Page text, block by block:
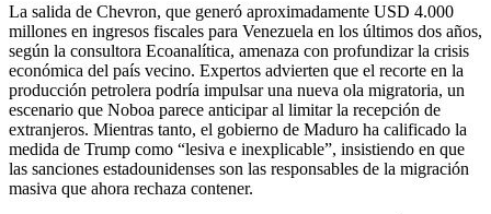
La salida de Chevron, que generó aproximadamente USD 4.000
millones en ingresos fiscales para Venezuela en los últimos dos años,
según la consultora Ecoanalítica, amenaza con profundizar la crisis
económica del país vecino. Expertos advierten que el recorte en la
producción petrolera podría impulsar una nueva ola migratoria, un
escenario que Noboa parece anticipar al limitar la recepción de
extranjeros. Mientras tanto, el gobierno de Maduro ha calificado la
medida de Trump como “lesiva e inexplicable”, insistiendo en que
las sanciones estadounidenses son las responsables de la migración
masiva que ahora rechaza contener.